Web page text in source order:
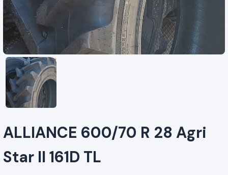
ALLIANCE 600/70 R 28 Agri
Star II 161D TL